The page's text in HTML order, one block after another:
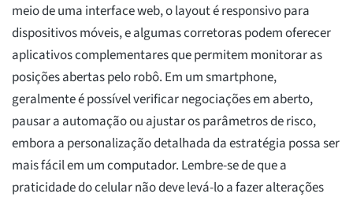
meio de uma interface web, o layout é responsivo para
dispositivos móveis, e algumas corretoras podem oferecer
aplicativos complementares que permitem monitorar as
posições abertas pelo robô. Em um smartphone,
geralmente é possível verificar negociações em aberto,
pausar a automação ou ajustar os parâmetros de risco,
embora a personalização detalhada da estratégia possa ser
mais fácil em um computador. Lembre-se de que a
praticidade do celular não deve levá-lo a fazer alterações